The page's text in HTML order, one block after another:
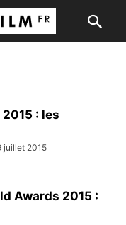
: les
juillet 2015
Awards 2015 :